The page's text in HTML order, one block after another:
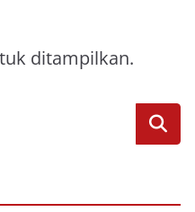
ditampilkan.